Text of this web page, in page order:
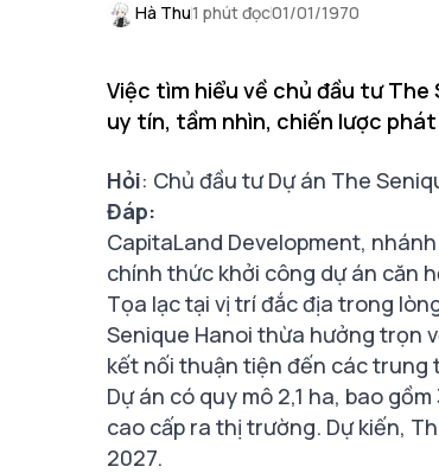
Hà Thu1 phút đọc01/01/1970
Việc tìm hiểu về chủ đầu tư
uy tín, tầm nhìn, chiến lược
Hỏi: Chủ đầu tư Dự án The
Đáp:
CapitaLand Development,
chính thức khởi công dự án căn
Tọa lạc tại vị trí đắc địa trong
Senique Hanoi thừa hưởng trọn
kết nối thuận tiện đến các trung
Dự án có quy mô 2,1 ha, bao
cao cấp ra thị trường. Dự kiến,
2027.